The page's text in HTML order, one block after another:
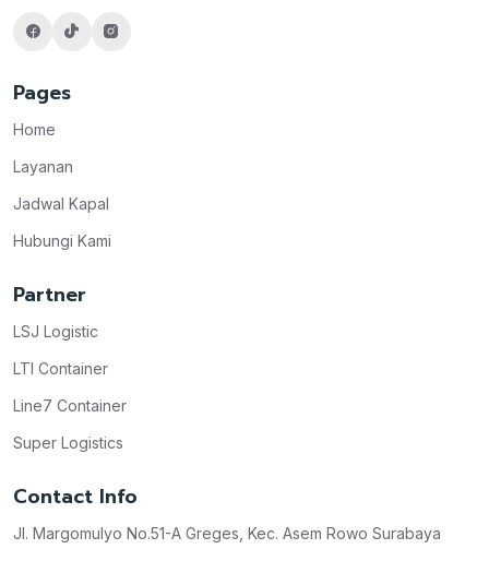
Pages
Home
Layanan
Jadwal Kapal
Hubungi Kami
Partner
LSJ Logistic
LTI Container
Line7 Container
Super Logistics
Contact Info
Jl. Margomulyo No.51-A Greges, Kec. Asem Rowo Surabaya